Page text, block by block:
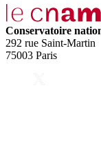
Conservatoire
292 rue Saint-Martin
75003 Paris